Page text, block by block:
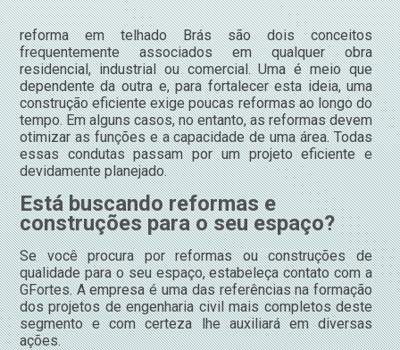
reforma em telhado Brás são dois conceitos
frequentemente associados em qualquer obra
residencial, industrial ou comercial. Uma é meio que
dependente da outra e, para fortalecer esta ideia, uma
construção eficiente exige poucas reformas ao longo do
tempo. Em alguns casos, no entanto, as reformas devem
otimizar as funções e a capacidade de uma área. Todas
essas condutas passam por um projeto eficiente e
devidamente planejado.
Está buscando reformas e
construções para o seu espaço?
Se você procura por reformas ou construções de
qualidade para o seu espaço, estabeleça contato com a
GFortes. A empresa é uma das referências na formação
dos projetos de engenharia civil mais completos deste
segmento e com certeza lhe auxiliará em diversas
ações.